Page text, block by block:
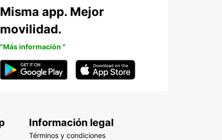
Misma app. Mejor
movilidad.
"Más información "
Información legal
Términos y condiciones